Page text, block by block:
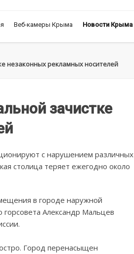
Веб-камеры Крыма Новости Крыма
незаконных рекламных носителей
зачистке
с нарушением различных
столица теряет ежегодно около
в городе наружной
Александр Мальцев
Город перенасыщен